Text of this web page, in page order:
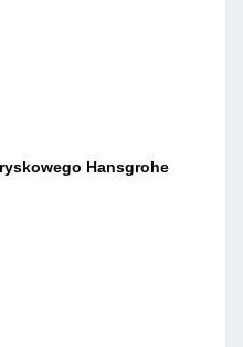
Hansgrohe